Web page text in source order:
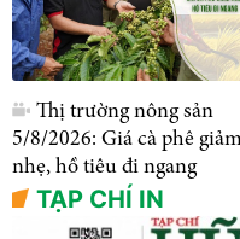
Thị trường nông sản
5/8/2026: Giá cà phê
nhẹ, hồ tiêu đi ngang
TẠP CHÍ IN